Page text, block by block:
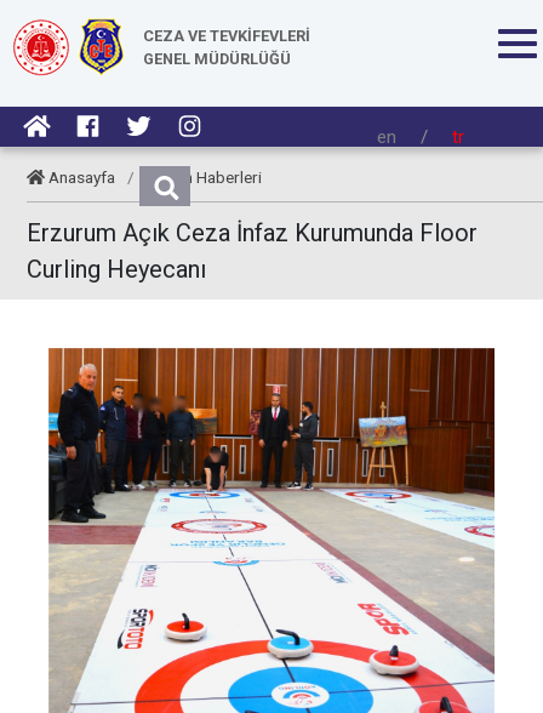
CEZA VE TEVKİFEVLERİ
GENEL MÜDÜRLÜĞÜ
en / tr
Anasayfa / Kurum Haberleri
Erzurum Açık Ceza İnfaz Kurumunda Floor
Curling Heyecanı